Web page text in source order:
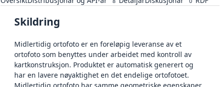
Skildring
Midlertidig ortofoto er en foreløpig leveranse av et
ortofoto som benyttes under arbeidet med kontroll av
kartkonstruksjon. Produktet er automatisk generert og
har en lavere nøyaktighet en det endelige ortofotoet.